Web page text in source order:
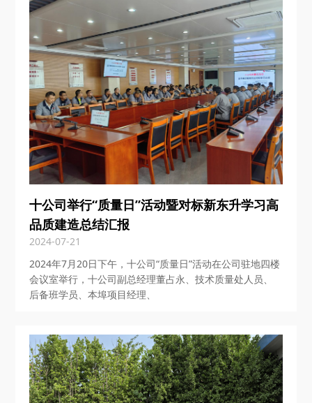
十公司举行“质量日”活动暨对标新东升学习高
品质建造总结汇报
2024-07-21
2024年7月20日下午，十公司“质量日”活动在公司驻地四楼
会议室举行，十公司副总经理董占永、技术质量处人员、
后备班学员、本埠项目经理、